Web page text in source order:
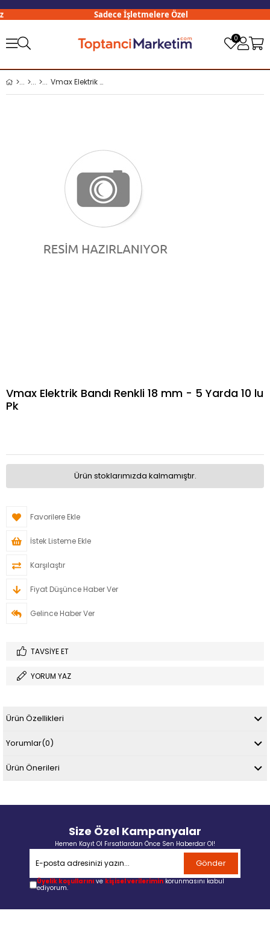
Sadece İşletmelere Özel
0
Vmax Elektrik Bandı Renkli 18 mm - 5 Yarda 10 lu Pk
Vmax Elektrik Bandı Renkli 18 mm - 5 Yarda 10 lu
Pk
Ürün stoklarımızda kalmamıştır.
Favorilere Ekle
İstek Listeme Ekle
Karşılaştır
Fiyat Düşünce Haber Ver
Gelince Haber Ver
TAVSIYE ET
YORUM YAZ
Ürün Özellikleri
Yorumlar(0)
Ürün Önerileri
Size Özel Kampanyalar
Hemen Kayıt Ol Fırsatlardan Önce Sen Haberdar Ol!
Gönder
Üyelik koşullarını ve kişisel verilerimin korunmasını kabul
ediyorum.